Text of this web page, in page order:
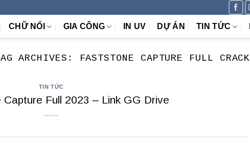
CHỮ NỔI GIA CÔNG IN UV DỰ ÁN TIN TỨC
ARCHIVES: FASTSTONE CAPTURE FULL CRACK
TIN TỨC
Full 2023 – Link GG Drive